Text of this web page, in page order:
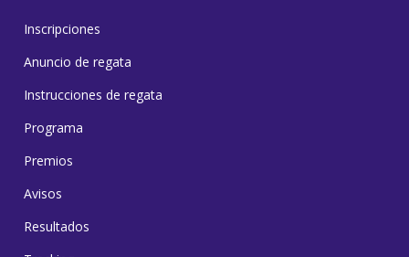
Inscripciones
Anuncio de regata
Instrucciones de regata
Programa
Premios
Avisos
Resultados